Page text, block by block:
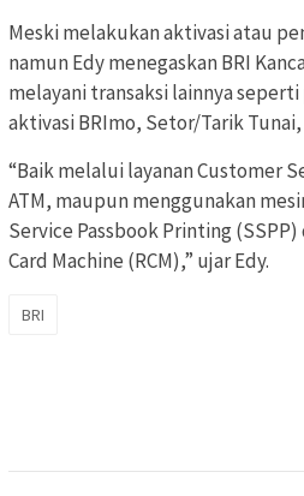
Meski melakukan aktivasi atau
namun Edy menegaskan BRI
melayani transaksi lainnya
aktivasi BRImo, Setor/Tarik
“Baik melalui layanan Customer
ATM, maupun menggunakan
Service Passbook Printing
Card Machine (RCM),” ujar Edy.
BRI